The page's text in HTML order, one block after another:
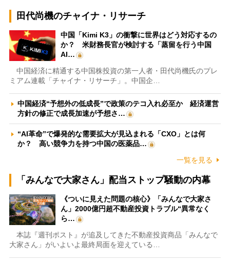
田代尚機のチャイナ・リサーチ
中国「Kimi K3」の衝撃に世界はどう対応するの
か？ 米財務長官が検討する「蒸留を行う中国
AI…
中国経済に精通する中国株投資の第一人者・田代尚機氏のプレ
ミアム連載「チャイナ・リサーチ」。中国企…
中国経済“予想外の低成長”で政策のテコ入れ必至か 経済運営
方針の修正で成長加速が予想さ…
“AI革命”で爆発的な需要拡大が見込まれる「CXO」とは何
か？ 高い競争力を持つ中国の医薬品…
一覧を見る
「みんなで大家さん」配当ストップ騒動の内幕
《ついに見えた問題の核心》「みんなで大家さ
ん」2000億円超不動産投資トラブル“異常なく
ら…
本誌『週刊ポスト』が追及してきた不動産投資商品「みんなで
大家さん」がいよいよ最終局面を迎えている…